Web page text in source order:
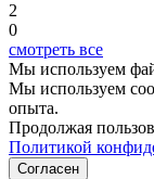
2
0
смотреть все
Мы используем
Мы используем
опыта.
Продолжая
Политикой
Согласен